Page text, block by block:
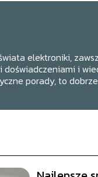
elektroniki,
doświadczeniami i
porady, to dobrze